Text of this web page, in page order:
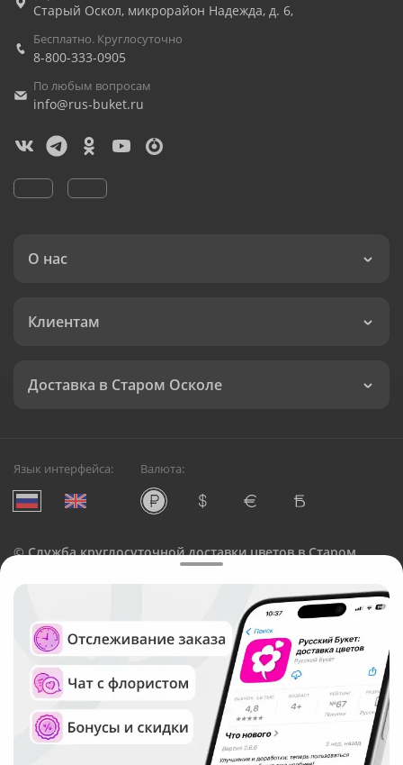
Старый Оскол, микрорайон Надежда, д. 6,
Бесплатно. Круглосуточно
8-800-333-0905
По любым вопросам
info@rus-buket.ru
О нас
Клиентам
Доставка в Старом Осколе
Язык интерфейса: Валюта:
©Служба круглосуточной доставки цветов в Старом
Русский Букет, 2026
Общество с ограниченной ответственностью «Технология»
ОГРН: 1195476081745, ИНН: 5410081997
Юридический адрес: г. Новосибирск, ул. Ипподромская,
д.42, оф. 3
Рейтинг Русского букета